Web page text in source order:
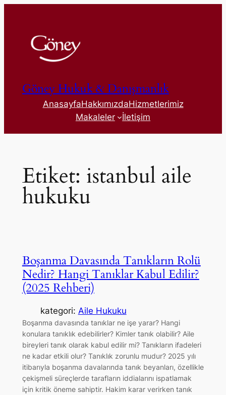
Göney Hukuk & Danışmanlık
AnasayfaHakkımızdaHizmetlerimiz
Makaleler
İletişim
Etiket: istanbul aile
hukuku
Boşanma Davasında Tanıkların Rolü
Nedir? Hangi Tanıklar Kabul Edilir?
(2025 Rehberi)
kategori: Aile Hukuku
Boşanma davasında tanıklar ne işe yarar? Hangi
konulara tanıklık edebilirler? Kimler tanık olabilir? Aile
bireyleri tanık olarak kabul edilir mi? Tanıkların ifadeleri
ne kadar etkili olur? Tanıklık zorunlu mudur? 2025 yılı
itibarıyla boşanma davalarında tanık beyanları, özellikle
çekişmeli süreçlerde tarafların iddialarını ispatlamak
için kritik öneme sahiptir. Hakim karar verirken tanık